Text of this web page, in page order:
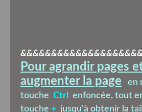
Pour agrandir pages
augmenter la page
en
touche Ctrl
enfoncée, tout
touche + jusqu'à obtenir la